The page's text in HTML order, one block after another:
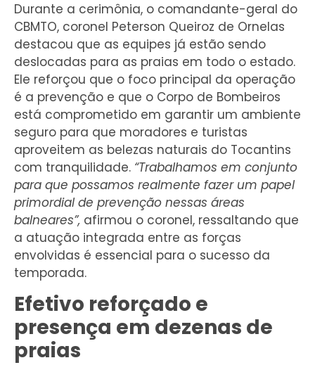
Durante a cerimônia, o comandante-geral do
CBMTO, coronel Peterson Queiroz de Ornelas
destacou que as equipes já estão sendo
deslocadas para as praias em todo o estado.
Ele reforçou que o foco principal da operação
é a prevenção e que o Corpo de Bombeiros
está comprometido em garantir um ambiente
seguro para que moradores e turistas
aproveitem as belezas naturais do Tocantins
com tranquilidade. “Trabalhamos em conjunto
para que possamos realmente fazer um papel
primordial de prevenção nessas áreas
balneares”, afirmou o coronel, ressaltando que
a atuação integrada entre as forças
envolvidas é essencial para o sucesso da
temporada.
Efetivo reforçado e
presença em dezenas de
praias